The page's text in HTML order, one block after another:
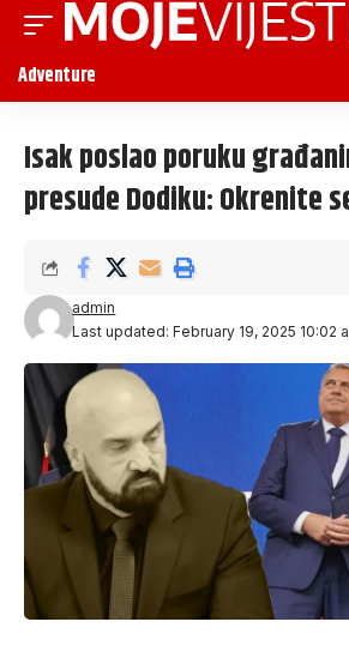
Adventure
Isak poslao poruku
presude Dodiku: Okrenite
Last updated: February 19, 2025 10:02
admin